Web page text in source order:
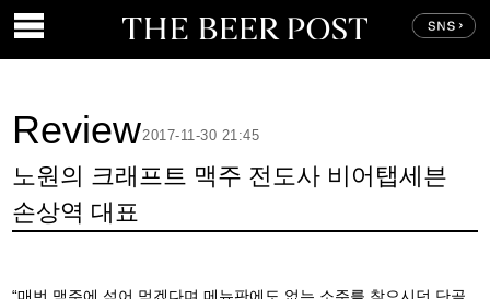
Review
노원의 크래프트 맥주 전도사 비어탭세븐
손상역 대표
2017-11-30 21:45